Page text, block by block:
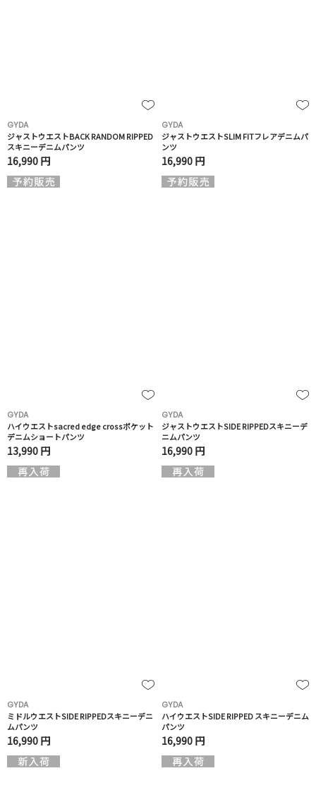
GYDA
ジャストウエストBACK RANDOM RIPPED
スキニーデニムパンツ
16,990 円
GYDA
ジャストウエストSLIM FITフレアデニムパ
ンツ
16,990 円
GYDA
ハイウエストsacred edge crossポケット
デニムショートパンツ
13,990 円
GYDA
ジャストウエストSIDE RIPPEDスキニーデ
ニムパンツ
16,990 円
GYDA
ミドルウエストSIDE RIPPEDスキニーデニ
ムパンツ
16,990 円
GYDA
ハイウエストSIDE RIPPED スキニーデニム
パンツ
16,990 円